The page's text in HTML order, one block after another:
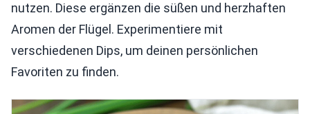
nutzen. Diese ergänzen die süßen und herzhaften
Aromen der Flügel. Experimentiere mit
verschiedenen Dips, um deinen persönlichen
Favoriten zu finden.